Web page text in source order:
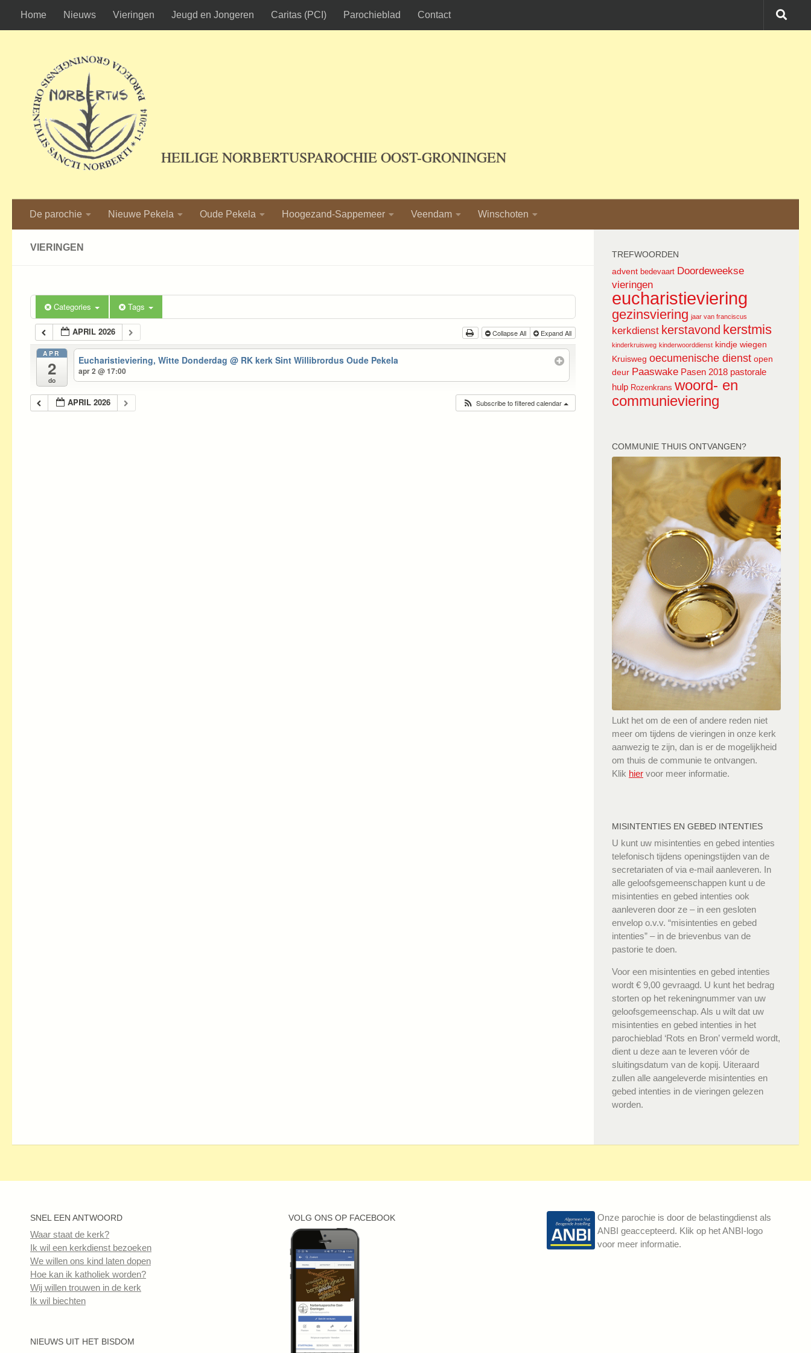
Ga naar de inhoud
Home Nieuws Vieringen Jeugd en Jongeren Caritas (PCI) Parochieblad Contact
HEILIGE NORBERTUSPAROCHIE OOST-GRONINGEN
De parochie Nieuwe Pekela Oude Pekela Hoogezand-Sappemeer Veendam Winschoten
VIERINGEN
Categories Tags
APRIL 2026 Collapse All Expand All
APR
2
do
Eucharistieviering, Witte Donderdag@ RK kerk Sint Willibrordus Oude Pekela
apr 2 @ 17:00
APRIL 2026 Subscribe to filtered calendar
TREFWOORDEN
advent bedevaart Doordeweekse
vieringen
eucharistieviering
gezinsviering jaar van franciscus
kerkdienst kerstavond kerstmis
kinderkruisweg kinderwoorddienst kindje wiegen
Kruisweg oecumenische dienst open
deur Paaswake Pasen 2018 pastorale
hulp Rozenkrans woord- en
communieviering
COMMUNIE THUIS ONTVANGEN?
Lukt het om de een of andere reden niet
meer om tijdens de vieringen in onze kerk
aanwezig te zijn, dan is er de mogelijkheid
om thuis de communie te ontvangen.
Klik hier voor meer informatie.
MISINTENTIES EN GEBED INTENTIES
U kunt uw misintenties en gebed intenties
telefonisch tijdens openingstijden van de
secretariaten of via e-mail aanleveren. In
alle geloofsgemeenschappen kunt u de
misintenties en gebed intenties ook
aanleveren door ze – in een gesloten
envelop o.v.v. “misintenties en gebed
intenties” – in de brievenbus van de
pastorie te doen.
Voor een misintenties en gebed intenties
wordt € 9,00 gevraagd. U kunt het bedrag
storten op het rekeningnummer van uw
geloofsgemeenschap. Als u wilt dat uw
misintenties en gebed intenties in het
parochieblad ‘Rots en Bron’ vermeld wordt,
dient u deze aan te leveren vóór de
sluitingsdatum van de kopij. Uiteraard
zullen alle aangeleverde misintenties en
gebed intenties in de vieringen gelezen
worden.
SNEL EEN ANTWOORD
Waar staat de kerk?
Ik wil een kerkdienst bezoeken
We willen ons kind laten dopen
Hoe kan ik katholiek worden?
Wij willen trouwen in de kerk
Ik wil biechten
NIEUWS UIT HET BISDOM
VOLG ONS OP FACEBOOK
Onze parochie is door de belastingdienst als
ANBI geaccepteerd. Klik op het ANBI-logo
voor meer informatie.